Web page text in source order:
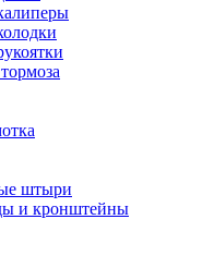
штыри
и кронштейны